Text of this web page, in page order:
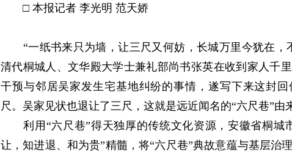
□ 本报记者 李光明 范天娇
“一纸书来只为墙，让三尺又何妨，长城万里今犹在，
清代桐城人、文华殿大学士兼礼部尚书张英在收到家人千
干预与邻居吴家发生宅基地纠纷的事情，遂写下来这封
尺。吴家见状也退让了三尺，这就是远近闻名的“六尺巷”由
利用“六尺巷”得天独厚的传统文化资源，安徽省桐城
让，知进退、和为贵”精髓，将“六尺巷”典故意蕴与基层治